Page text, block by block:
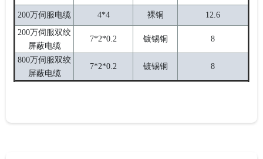
200万伺服电缆 4*4 裸铜
12.6
200万伺服双绞
屏蔽电缆
7*2*0.2 镀锡铜 8
800万伺服双绞
屏蔽电缆
7*2*0.2 镀锡铜 8